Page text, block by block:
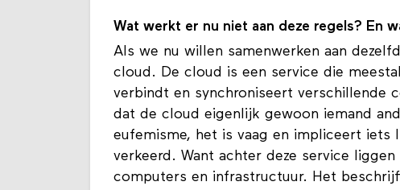
Wat werkt er nu niet aan deze regels? En
Als we nu willen samenwerken aan
cloud. De cloud is een service die
verbindt en synchroniseert verschillende
dat de cloud eigenlijk gewoon iemand
eufemisme, het is vaag en impliceert iets
verkeerd. Want achter deze service
computers en infrastructuur. Het